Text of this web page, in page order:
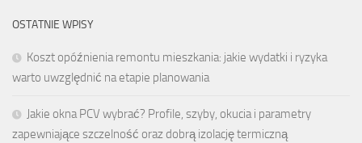
OSTATNIE WPISY
Koszt opóźnienia remontu mieszkania: jakie wydatki i ryzyka
warto uwzględnić na etapie planowania
Jakie okna PCV wybrać? Profile, szyby, okucia i parametry
zapewniające szczelność oraz dobrą izolację termiczną